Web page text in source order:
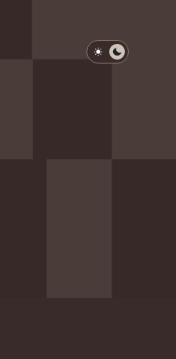
淺色模式
深色模式